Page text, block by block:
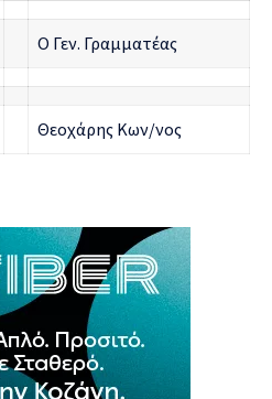
Ο Γεν. Γραμματέας
Θεοχάρης Κων/νος